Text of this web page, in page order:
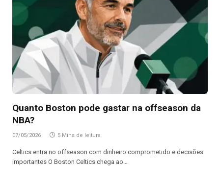
Quanto Boston pode gastar na offseason da
NBA?
07/05/2026 5 Mins de leitura
Celtics entra no offseason com dinheiro comprometido e decisões
importantes O Boston Celtics chega ao…